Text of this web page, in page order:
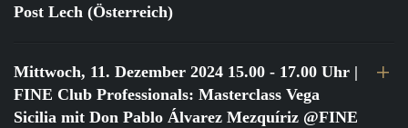
Post Lech (Österreich)
Mittwoch, 11. Dezember 2024 15.00 - 17.00 Uhr |
FINE Club Professionals: Masterclass Vega
Sicilia mit Don Pablo Álvarez Mezquíriz @FINE